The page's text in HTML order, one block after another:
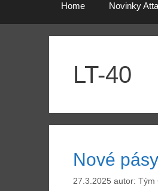
Home Novinky
LT-40
Nové
27.3.2025 autor: Tým